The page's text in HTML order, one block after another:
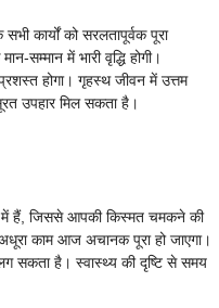
कार्यों को सरलतापूर्वक पूरा
सम्मान में भारी वृद्धि होगी।
होगा। गृहस्थ जीवन में उत्तम
उपहार मिल सकता है।
हैं, जिससे आपकी किस्मत चमकने की
काम आज अचानक पूरा हो जाएगा।
सकता है। स्वास्थ्य की दृष्टि से समय